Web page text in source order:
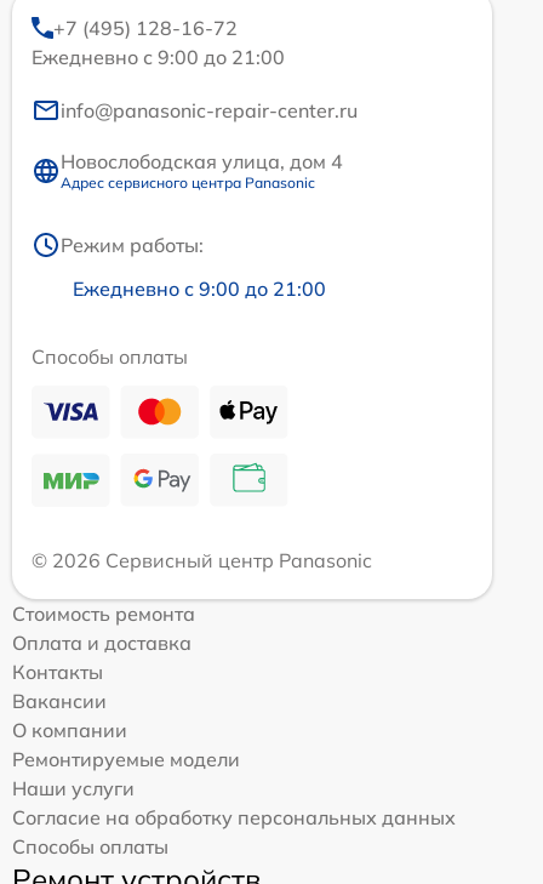
+7 (495) 128-16-72
Ежедневно с 9:00 до 21:00
info@panasonic-repair-center.ru
Новослободская улица, дом 4
Адрес сервисного центра Panasonic
Режим работы:
Ежедневно с 9:00 до 21:00
Способы оплаты
© 2026 Сервисный центр Panasonic
Стоимость ремонта
Оплата и доставка
Контакты
Вакансии
О компании
Ремонтируемые модели
Наши услуги
Согласие на обработку персональных данных
Способы оплаты